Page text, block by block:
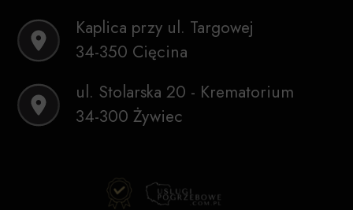
Kaplica przy ul. Targowej
34-350 Cięcina
ul. Stolarska 20 - Krematorium
34-300 Żywiec